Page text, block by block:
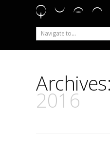
Archives:
2016